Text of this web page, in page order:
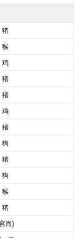
猪
猴
鸡
猪
猪
鸡
猪
狗
猪
狗
猴
猪
肖)